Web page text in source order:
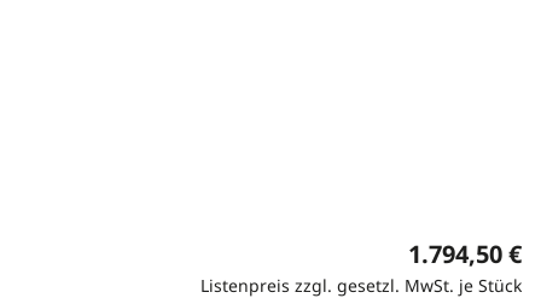
1.794,50 €
Listenpreis zzgl. gesetzl. MwSt. je Stück